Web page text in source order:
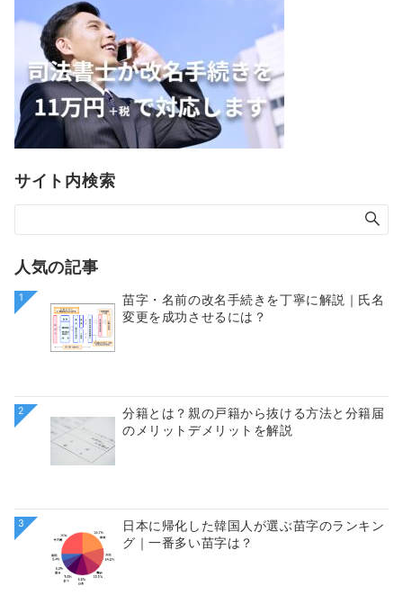
サイト内検索
人気の記事
1
苗字・名前の改名手続きを丁寧に解説｜氏名
変更を成功させるには？
2
分籍とは？親の戸籍から抜ける方法と分籍届
のメリットデメリットを解説
3
日本に帰化した韓国人が選ぶ苗字のランキン
グ｜一番多い苗字は？